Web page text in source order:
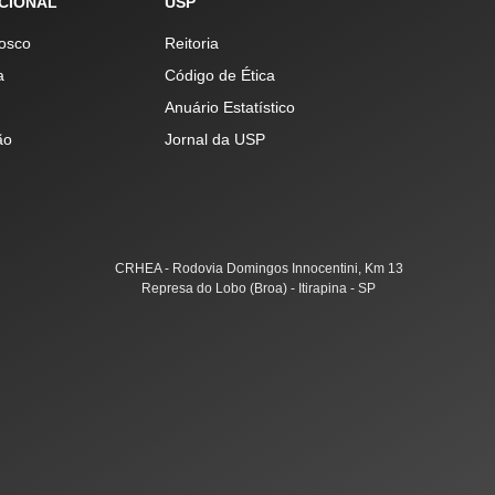
Reitoria
Código de Ética
Anuário Estatístico
Jornal da USP
CRHEA - Rodovia Domingos Innocentini, Km 13
Represa do Lobo (Broa) - Itirapina - SP